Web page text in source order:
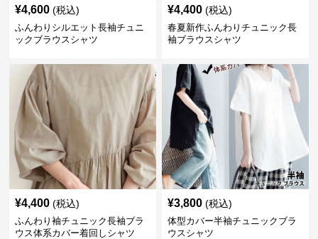
¥4,600 (税込)
ふんわりシルエット長袖チュニ
ックブラウスシャツ
¥4,400 (税込)
春夏新作ふんわりチュニック長
袖ブラウスシャツ
¥4,400 (税込)
ふんわり袖チュニック長袖ブラ
ウス体系カバー着回しシャツ
¥3,800 (税込)
体型カバー半袖チュニックブラ
ウスシャツ